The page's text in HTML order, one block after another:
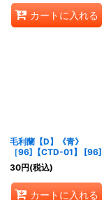
カートに入れる
毛利蘭【D】《青》
［96]【CTD-01】
[96]
30円(税込)
カートに入れる